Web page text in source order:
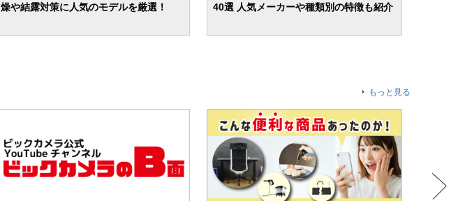
燥や結露対策に人気のモデルを厳選！
40選 人気メーカーや種類別の特徴も紹介
もっと見る